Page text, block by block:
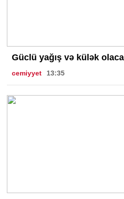
Güclü yağış və külək
cemiyyet 13:35